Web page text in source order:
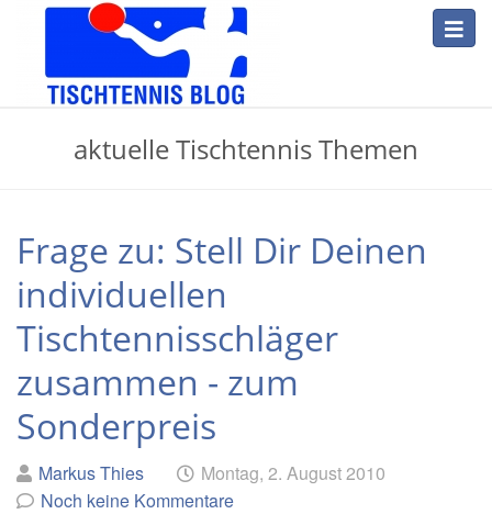
Skip
content
Tischtennis
aktuelle Tischtennis Themen
Frage zu: Stell Dir Deinen
individuellen
Tischtennisschläger
zusammen - zum
Sonderpreis
Geschrieben
von
Markus Thies am Montag, 2. August 2010
Noch keine Kommentare